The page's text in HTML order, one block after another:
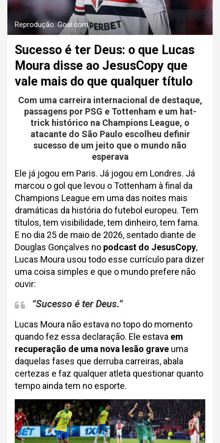
Reprodução: Goal.com
Sucesso é ter Deus: o que Lucas
Moura disse ao JesusCopy que
vale mais do que qualquer título
Com uma carreira internacional de destaque,
passagens por PSG e Tottenham e um hat-
trick histórico na Champions League, o
atacante do São Paulo escolheu definir
sucesso de um jeito que o mundo não
esperava
Ele já jogou em Paris. Já jogou em Londres. Já
marcou o gol que levou o Tottenham à final da
Champions League em uma das noites mais
dramáticas da história do futebol europeu. Tem
títulos, tem visibilidade, tem dinheiro, tem fama.
E no dia 25 de maio de 2026, sentado diante de
Douglas Gonçalves no podcast do JesusCopy,
Lucas Moura usou todo esse currículo para dizer
uma coisa simples e que o mundo prefere não
ouvir:
“Sucesso é ter Deus.”
Lucas Moura não estava no topo do momento
quando fez essa declaração. Ele estava em
recuperação de uma nova lesão grave uma
daquelas fases que derruba carreiras, abala
certezas e faz qualquer atleta questionar quanto
tempo ainda tem no esporte.